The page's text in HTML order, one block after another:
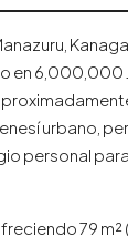
6,000,000
urbano,
personal
79